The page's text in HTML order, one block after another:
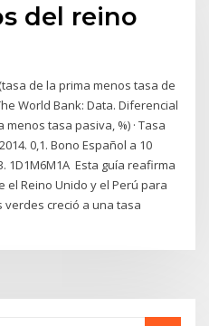
del reino
de la prima menos tasa de
World Bank: Data. Diferencial
tasa pasiva, %) · Tasa
0,1. Bono Español a 10
1D1M6M1A Esta guía reafirma
el Reino Unido y el Perú para
creció a una tasa